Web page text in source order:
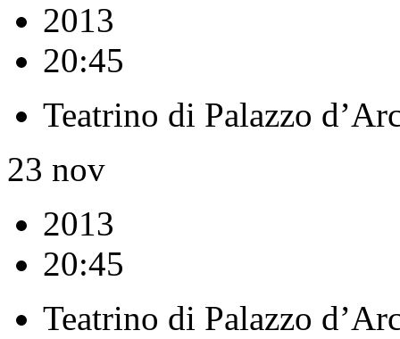
2013
20:45
Teatrino di Palazzo
23 nov
2013
20:45
Teatrino di Palazzo